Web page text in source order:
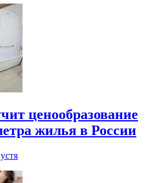
ценообразование
жилья в России